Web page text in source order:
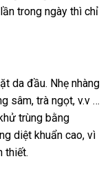
trong ngày thì chỉ
da đầu. Nhẹ nhàng
sâm, trà ngọt, v.v …
trùng bằng
diệt khuẩn cao, vì
thiết.